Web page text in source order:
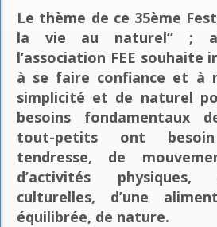
Le thème de ce 35ème
la vie au naturel” ;
l’association FEE souhaite
à se faire confiance et à
simplicité et de naturel
besoins fondamentaux
tout-petits ont
tendresse, de
d’activités
culturelles, d’une
équilibrée, de nature.